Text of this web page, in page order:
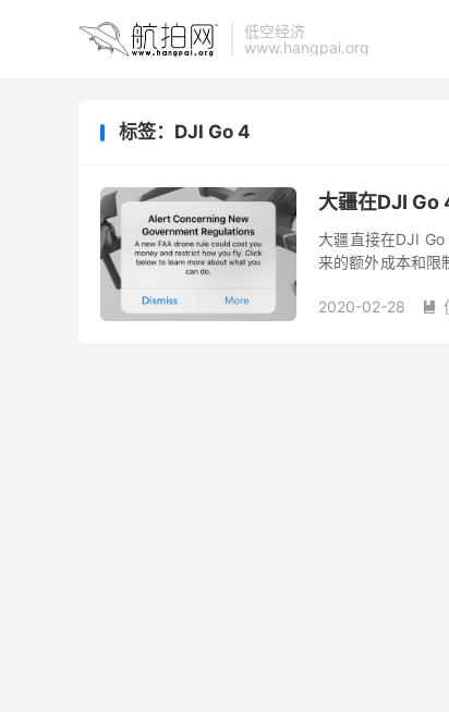
低空经济
www.hangpai.org
标签：DJI Go 4
大疆在DJI Go
大疆直接在DJI
来的额外成本和限
2020-02-28
